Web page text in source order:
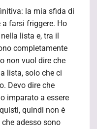
la mia sfida di
farsi friggere. Ho
lista e, tra il
completamente
non vuol dire che
lista, solo che ci
Devo dire che
imparato a essere
quindi non è
adesso sono